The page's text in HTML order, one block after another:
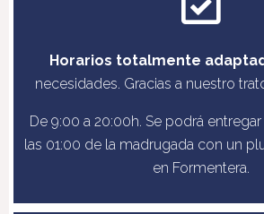
Horarios totalmente
necesidades. Gracias a nuestro
De 9:00 a 20:00h. Se podrá
las 01:00 de la madrugada con un
en Formentera.